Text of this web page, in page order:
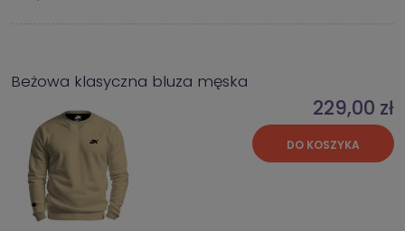
Beżowa klasyczna bluza męska
229,00 zł
DO KOSZYKA